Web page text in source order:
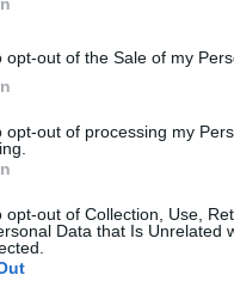
opt-out of the Sale of my
opt-out of processing my
opt-out of Collection, Use,
Data that Is Unrelated